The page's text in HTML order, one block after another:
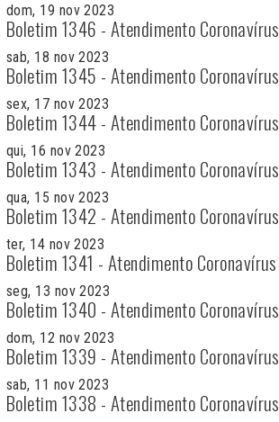
dom, 19 nov 2023
Boletim 1346 - Atendimento Coronavírus
sab, 18 nov 2023
Boletim 1345 - Atendimento Coronavírus
sex, 17 nov 2023
Boletim 1344 - Atendimento Coronavírus
qui, 16 nov 2023
Boletim 1343 - Atendimento Coronavírus
qua, 15 nov 2023
Boletim 1342 - Atendimento Coronavírus
ter, 14 nov 2023
Boletim 1341 - Atendimento Coronavírus
seg, 13 nov 2023
Boletim 1340 - Atendimento Coronavírus
dom, 12 nov 2023
Boletim 1339 - Atendimento Coronavírus
sab, 11 nov 2023
Boletim 1338 - Atendimento Coronavírus